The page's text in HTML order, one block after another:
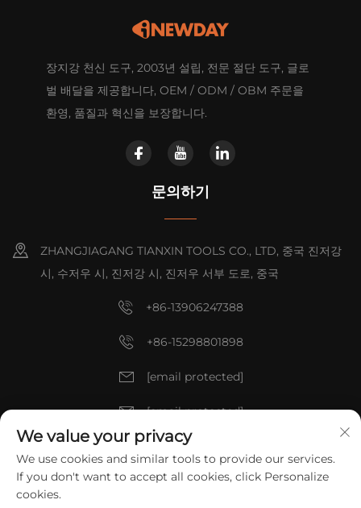
장지강 천신 도구, 2003년 설립, 전문 절단 도구, 글로
벌 배달을 제공합니다, OEM / ODM / OBM 주문을
환영, 품질과 혁신을 보장합니다.
문의하기
ZHANGJIAGANG TIANXIN TOOLS CO., LTD, 중국 진저강
시, 수저우 시, 진저강 시, 진저우 서부 도로, 중국
+86-13906247388
+86-15298801898
[email protected]
[email protected]
저작권 © 2025 중국 ZHANGJIAGANG TIANXIN TOOLS CO., LTD. 모
든 권리 예약. 개인정보 보호정책
We value your privacy
We use cookies and similar tools to provide our services.
If you don't want to accept all cookies, click Personalize
cookies.